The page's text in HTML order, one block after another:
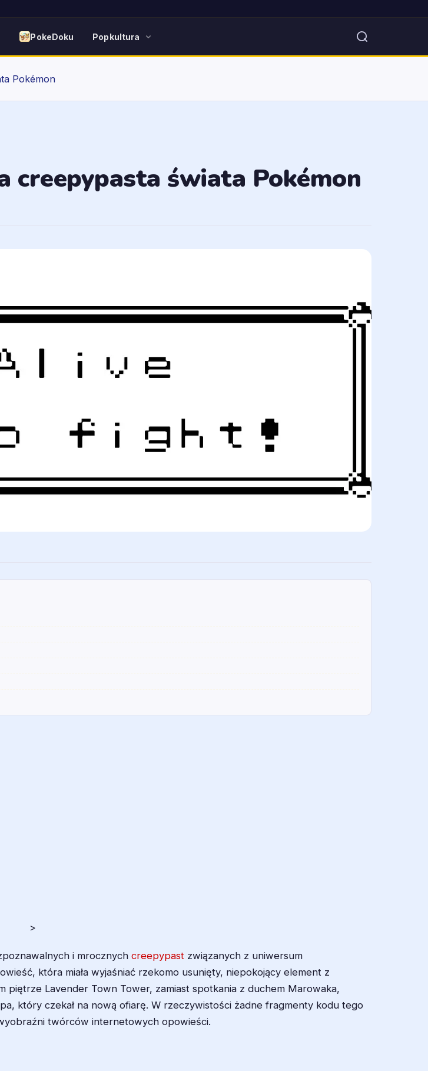
PokeDoku Popkultura
Pokémon
creepypasta świata Pokémon
>
i mrocznych creepypast związanych z uniwersum
która miała wyjaśniać rzekomo usunięty, niepokojący element z
piętrze Lavender Town Tower, zamiast spotkania z duchem Marowaka,
który czekał na nową ofiarę. W rzeczywistości żadne fragmenty kodu tego
twórców internetowych opowieści.